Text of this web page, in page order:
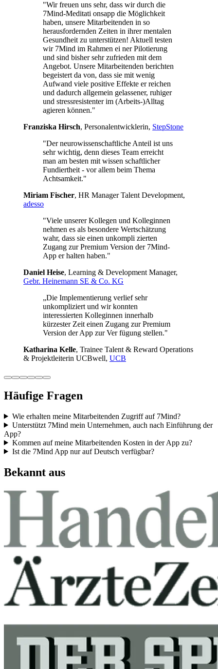
"Wir freuen uns sehr, dass wir durch die
7Mind-Meditati onsapp die Möglichkeit
haben, unsere Mitarbeitenden in so
herausfordernden Zeiten in ihrer mentalen
Gesundheit zu unterstützen! Aktuell testen
wir 7Mind im Rahmen ei ner Pilotierung
und sind bisher sehr zufrieden mit dem
Angebot. Unsere Mitarbeitenden berichten
begeistert da von, dass sie mit wenig
Aufwand viele positive Effekte er reichen
und dadurch allgemein gelassener, ruhiger
und stressresistenter im (Arbeits-)Alltag
agieren können."
Franziska Hirsch, Personalentwicklerin, StepStone
"Der neurowissenschaftliche Anteil ist uns
sehr wichtig, denn dieses Team erreicht
man am besten mit wissen schaftlicher
Fundiertheit - vor allem beim Thema
Achtsamkeit."
Miriam Fischer, HR Manager Talent Development,
adesso
"Viele unserer Kollegen und Kolleginnen
nehmen es als besondere Wertschätzung
wahr, dass sie einen unkompli zierten
Zugang zur Premium Version der 7Mind-
App er halten haben."
Daniel Heise, Learning & Development Manager,
Gebr. Heinemann SE & Co. KG
„Die Implementierung verlief sehr
unkompliziert und wir konnten
interessierten Kolleginnen innerhalb
kürzester Zeit einen Zugang zur Premium
Version der App zur Ver fügung stellen."
Katha­rina Kelle, Trainee Talent & Reward Ope­ra­ti­ons
& Pro­jekt­lei­te­rin UCB­well, UCB
Häufige Fragen
Wie erhalten meine Mitarbeitenden Zugriff auf 7Mind?
Unterstützt 7Mind mein Unternehmen, auch nach Einführung der
App?
Kommen auf meine Mitarbeitenden Kosten in der App zu?
Ist die 7Mind App nur auf Deutsch verfügbar?
Bekannt aus